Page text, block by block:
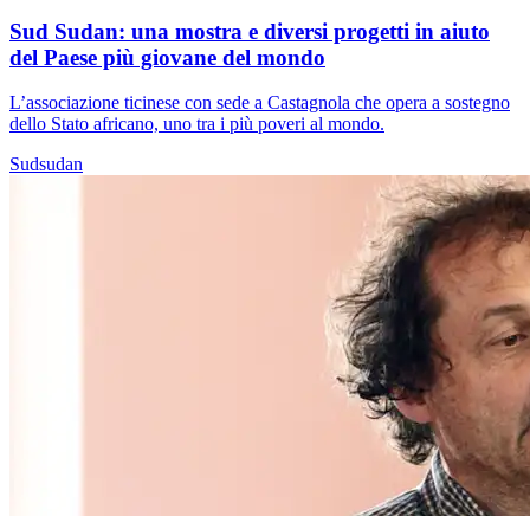
Sud Sudan: una mostra e diversi progetti in aiuto
del Paese più giovane del mondo
L’associazione ticinese con sede a Castagnola che opera a sostegno
dello Stato africano, uno tra i più poveri al mondo.
Sudsudan